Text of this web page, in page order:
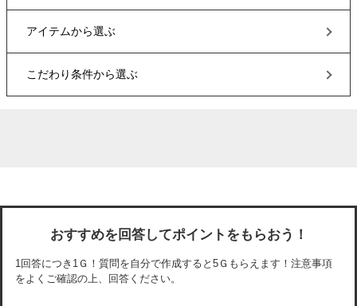
アイテムから選ぶ
こだわり条件から選ぶ
おすすめを回答してポイントをもらおう！
1回答につき 1Ｇ ！質問を自分で作成すると 5Ｇ もらえます！注意事項
をよくご確認の上、回答ください。